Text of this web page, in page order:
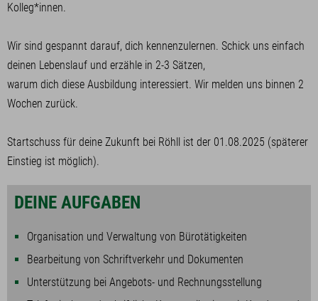
Kolleg*innen.
Wir sind gespannt darauf, dich kennenzulernen. Schick uns einfach
deinen Lebenslauf und erzähle in 2-3 Sätzen,
warum dich diese Ausbildung interessiert. Wir melden uns binnen 2
Wochen zurück.
Startschuss für deine Zukunft bei Röhll ist der 01.08.2025 (späterer
Einstieg ist möglich).
DEINE AUFGABEN
Organisation und Verwaltung von Bürotätigkeiten
Bearbeitung von Schriftverkehr und Dokumenten
Unterstützung bei Angebots- und Rechnungsstellung